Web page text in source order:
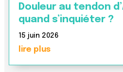
Douleur au tendon
quand s’inquiéter ?
15 juin 2026
lire plus